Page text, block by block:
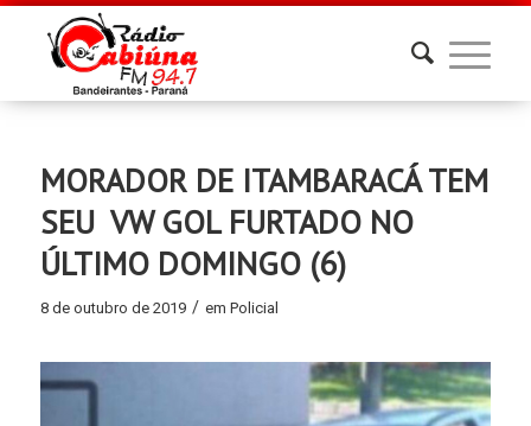
MORADOR DE ITAMBARACÁ TEM
SEU VW GOL FURTADO NO
ÚLTIMO DOMINGO (6)
8 de outubro de 2019 / em Policial